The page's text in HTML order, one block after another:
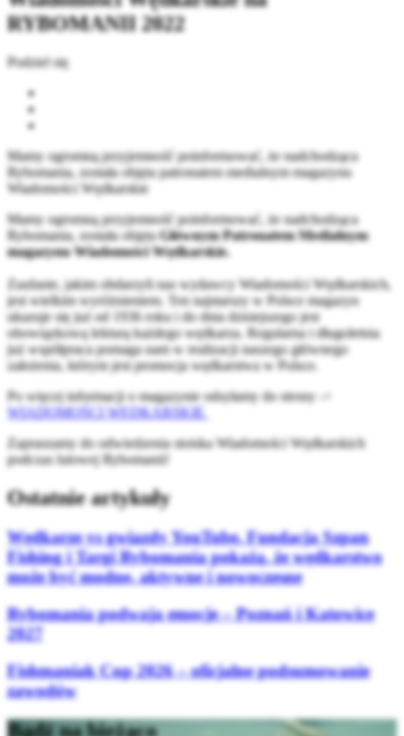
RYBOMANII 2022
Podziel się
Mamy ogromną przyjemność poinformować, że nadchodząca
Rybomania, została objęta patronatem medialnym magazynu
Wiadomości Wędkarskie
Mamy ogromną przyjemność poinformować, że nadchodząca
Rybomania, została objętaGłównym Patronatem Medialnym
magazynu Wiadomości Wędkarskie.
Zaufanie, jakim obdarzyli nas wydawcy Wiadomości Wędkarskich,
jest wielkim wyróżnieniem. Ten najstarszy w Polsce magazyn
ukazuje się już od 1936 roku i do dnia dzisiejszego jest
obowiązkową lekturą każdego wędkarza. Regularna i długoletnia
już współpraca pomaga nam w realizacji naszego głównego
założenia, którym jest promocja wędkarstwa w Polsce.
Po więcej informacji o magazynie odsyłamy do strony ->
WIADOMOŚCI WĘDKARSKIE
Zapraszamy do odwiedzenia stoiska Wiadomości Wędkarskich
podczas lutowej Rybomanii!
Ostatnie artykuły
Wędkarze vs gwiazdy YouTube. Fundacja Szpan
Fishing i Targi Rybomania pokażą, że wędkarstwo
może być modne, aktywne i nowoczesne
Rybomania podwaja emocje – Poznań i Katowice
2027
Fishmaniak Cup 2026 – oficjalne podsumowanie
zawodów
Bądź na bieżąco